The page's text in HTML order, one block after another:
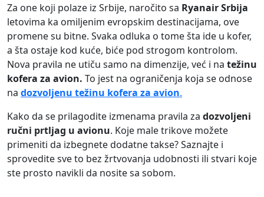
Za one koji polaze iz Srbije, naročito sa Ryanair Srbija
letovima ka omiljenim evropskim destinacijama, ove
promene su bitne. Svaka odluka o tome šta ide u kofer,
a šta ostaje kod kuće, biće pod strogom kontrolom.
Nova pravila ne utiču samo na dimenzije, već i na težinu
kofera za avion. To jest na ograničenja koja se odnose
na dozvoljenu težinu kofera za avion.
Kako da se prilagodite izmenama pravila za dozvoljeni
ručni prtljag u avionu. Koje male trikove možete
primeniti da izbegnete dodatne takse? Saznajte i
sprovedite sve to bez žrtvovanja udobnosti ili stvari koje
ste prosto navikli da nosite sa sobom.